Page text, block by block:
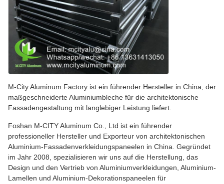
M-City Aluminum Factory ist ein führender Hersteller in China, der
maßgeschneiderte Aluminiumbleche für die architektonische
Fassadengestaltung mit langlebiger Leistung liefert.
Foshan M-CITY Aluminum Co., Ltd ist ein führender
professioneller Hersteller und Exporteur von architektonischen
Aluminium-Fassadenverkleidungspaneelen in China. Gegründet
im Jahr 2008, spezialisieren wir uns auf die Herstellung, das
Design und den Vertrieb von Aluminiumverkleidungen, Aluminium-
Lamellen und Aluminium-Dekorationspaneelen für